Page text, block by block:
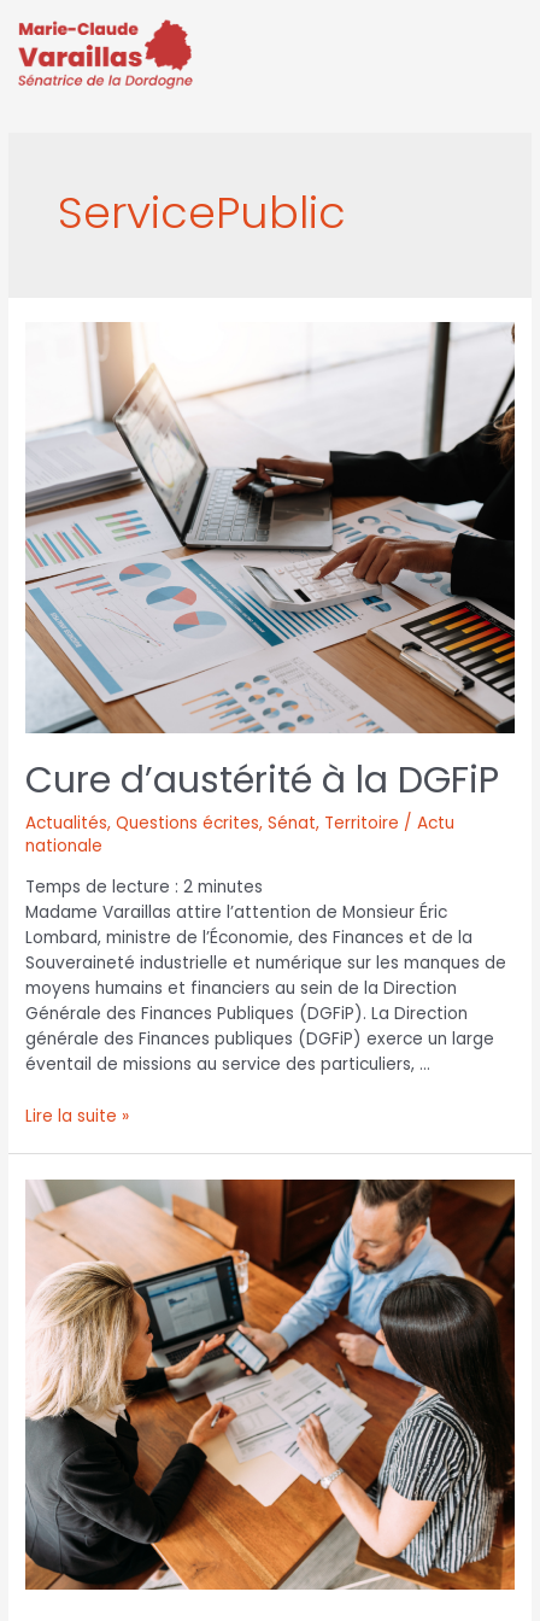
ServicePublic
Cure d’austérité à la DGFiP
Actualités,Questions écrites,Sénat, Territoire / Actu
nationale
Temps de lecture :2 minutes
Madame Varaillas attire l’attention de Monsieur Éric
Lombard, ministre de l’Économie, des Finances et de la
Souveraineté industrielle et numérique sur les manques de
moyens humains et financiers au sein de la Direction
Générale des Finances Publiques (DGFiP). La Direction
générale des Finances publiques (DGFiP) exerce un large
éventail de missions au service des particuliers, …
Lire la suite »